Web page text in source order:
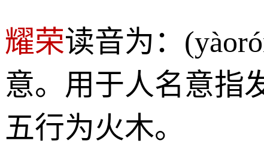
耀荣读音为：
意。用于人名意指
五行为火木。